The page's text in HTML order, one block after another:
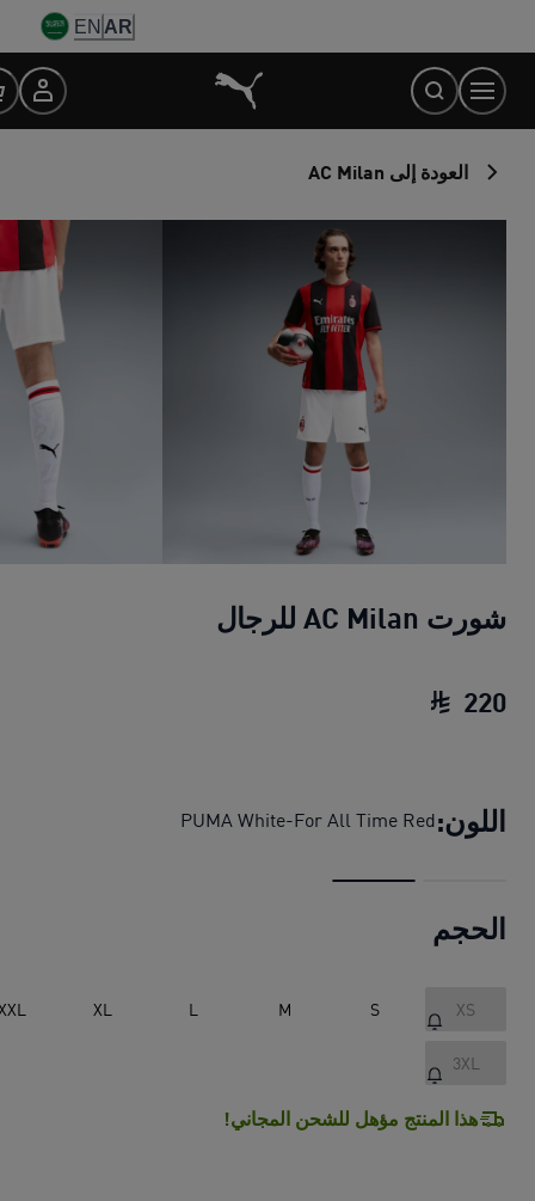
Content
AR
EN
العودة إلى AC Milan
شورت AC Milan للرجال
220
اللون:PUMA White-For All Time Red
الحجم
XS
S
M
L
XL
3XL
هذا المنتج مؤهل للشحن المجاني!